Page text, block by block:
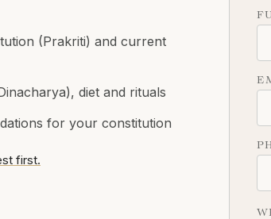
(Prakriti) and current
diet and rituals
for your constitution
first.